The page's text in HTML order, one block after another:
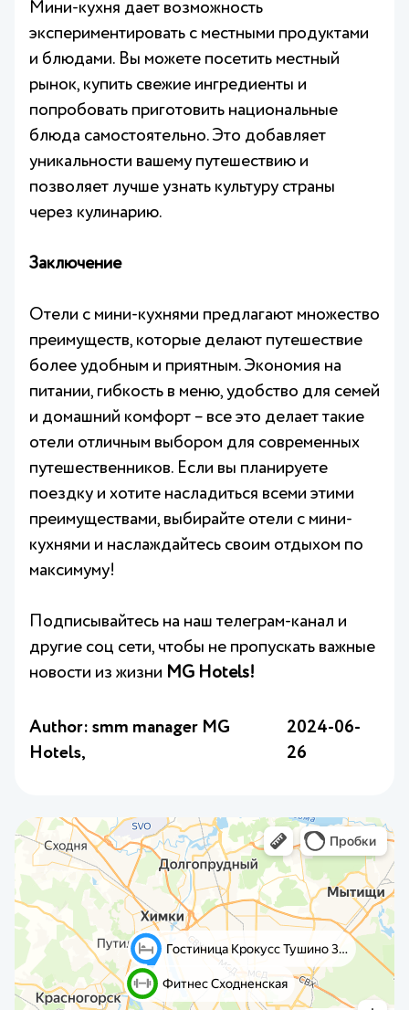
Мини-кухня дает возможность
экспериментировать с местными продуктами
и блюдами. Вы можете посетить местный
рынок, купить свежие ингредиенты и
попробовать приготовить национальные
блюда самостоятельно. Это добавляет
уникальности вашему путешествию и
позволяет лучше узнать культуру страны
через кулинарию.
Заключение
Отели с мини-кухнями предлагают множество
преимуществ, которые делают путешествие
более удобным и приятным. Экономия на
питании, гибкость в меню, удобство для семей
и домашний комфорт – все это делает такие
отели отличным выбором для современных
путешественников. Если вы планируете
поездку и хотите насладиться всеми этими
преимуществами, выбирайте отели с мини-
кухнями и наслаждайтесь своим отдыхом по
максимуму!
Подписывайтесь на наш телеграм-канал и
другие соц сети, чтобы не пропускать важные
новости из жизни MG Hotels!
Author: smm manager MG
Hotels,
2024-06-
26